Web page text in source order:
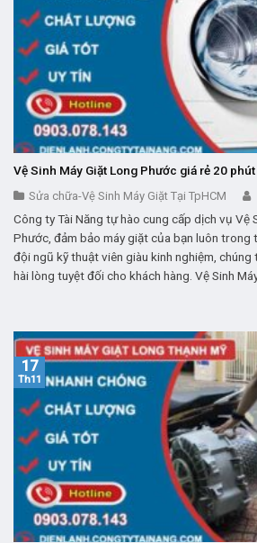
Vệ Sinh Máy Giặt Long Phước giá rẻ 20
Sửa chữa-Vệ Sinh Máy Giặt Tại TpHCM
Công ty Tài Năng tự hào cung cấp dịch vụ Vệ
Phước, đảm bảo máy giặt của bạn luôn
đội ngũ kỹ thuật viên giàu kinh nghiệm,
hài lòng tuyệt đối cho khách hàng. Vệ Sinh
17
Th11